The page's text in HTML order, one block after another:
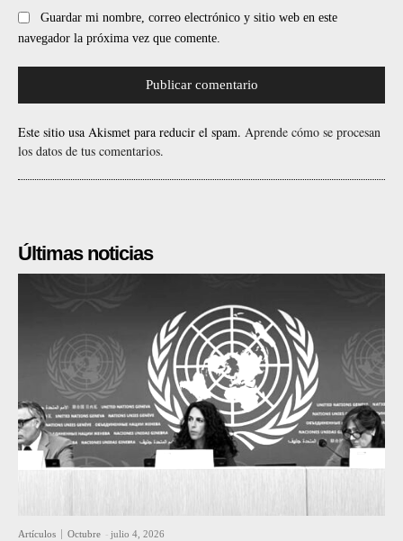
Guardar mi nombre, correo electrónico y sitio web en este
navegador la próxima vez que comente.
Este sitio usa Akismet para reducir el spam. Aprende cómo se procesan
los datos de tus comentarios.
Últimas noticias
Artículos Octubre - julio 4, 2026